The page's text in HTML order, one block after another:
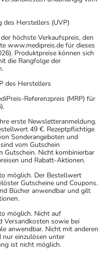
des Herstellers (UVP)
der höchste Verkaufspreis, den
www.medipreis.de für dieses
Produktpreise können sich
die Rangfolge der
des Herstellers
Referenzpreis (MRP) für
erste Newsletteranmeldung.
49 €. Rezeptpflichtige
Sonderangeboten und
vom Gutschein
Gutschein. Nicht kombinierbar
und Rabatt-Aktionen.
möglich. Der Bestellwert
Gutscheine und Coupons.
Bücher anwendbar und gilt
möglich. Nicht auf
Versandkosten sowie bei
anwendbar. Nicht mit anderen
einzulösen unter
ist nicht möglich.